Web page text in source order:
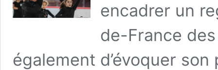
encadrer un
de-France
également d’évoquer